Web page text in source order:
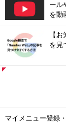
ール
を動
【
を見
マイメニュー登録